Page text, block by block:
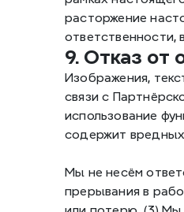
расторжение
9. Отказ от
Изображения,
связи с
использование
содержит
Мы не несём
прерывания в